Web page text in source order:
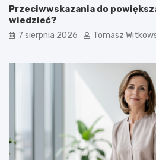
Przeciwwskazania do
wiedzieć?
7 sierpnia 2026 Tomasz